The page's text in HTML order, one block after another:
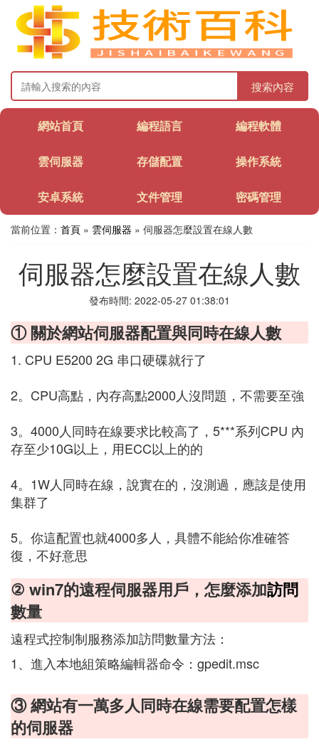
搜索內容
網站首頁 編程語言 編程軟體
雲伺服器 存儲配置 操作系統
安卓系統 文件管理 密碼管理
當前位置： 首頁 » 雲伺服器 » 伺服器怎麼設置在線人數
伺服器怎麼設置在線人數
發布時間: 2022-05-27 01:38:01
① 關於網站伺服器配置與同時在線人數
1. CPU E5200 2G 串口硬碟就行了
2。CPU高點，內存高點2000人沒問題，不需要至強
3。4000人同時在線要求比較高了，5***系列CPU 內
存至少10G以上，用ECC以上的的
4。1W人同時在線，說實在的，沒測過，應該是使用
集群了
5。你這配置也就4000多人，具體不能給你准確答
復，不好意思
② win7的遠程伺服器用戶，怎麼添加訪問
數量
遠程式控制制服務添加訪問數量方法：
1、進入本地組策略編輯器命令：gpedit.msc
③ 網站有一萬多人同時在線需要配置怎樣
的伺服器